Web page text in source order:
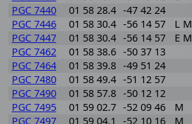
PGC 7440
01 58 28.4 -47 42 24
PGC 7446
01 58 30.4 -56 14 57 L M
PGC 7447
01 58 30.4 -56 14 57 E M
PGC 7462
01 58 38.6 -50 37 13
PGC 7464
01 58 39.8 -49 51 24
PGC 7480
01 58 49.4 -51 12 57
PGC 7490
01 58 57.8 -50 12 12
PGC 7495
01 59 02.7 -52 09 46 M
PGC 7497
01 59 04.1 -52 10 16 M